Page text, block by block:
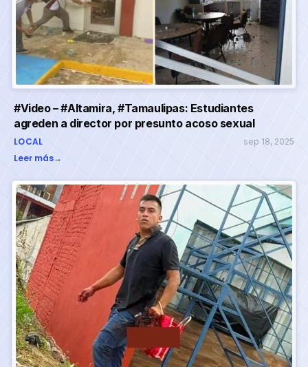
#Video – #Altamira, #Tamaulipas: Estudiantes
agreden a director por presunto acoso sexual
LOCAL sep 18, 2025
Leer más→